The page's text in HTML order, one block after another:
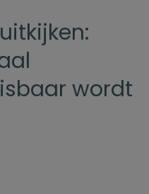
wordt